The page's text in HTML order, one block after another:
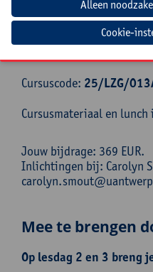
Praktisch
Cursuscode: 25/LZG/
Cursusmateriaal en lunch
Jouw bijdrage: 369 EUR.
Inlichtingen bij: Carolyn
Mee te brengen
Op lesdag 2 en 3 breng
Cookie-